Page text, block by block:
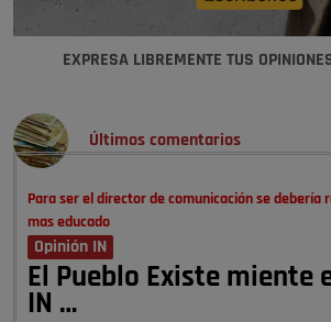
EXPRESA LIBREMENTE TUS
Últimos comentarios
Para ser el director de comunicación se debería
mas educado
Opinión IN
El Pueblo Existe miente
IN …